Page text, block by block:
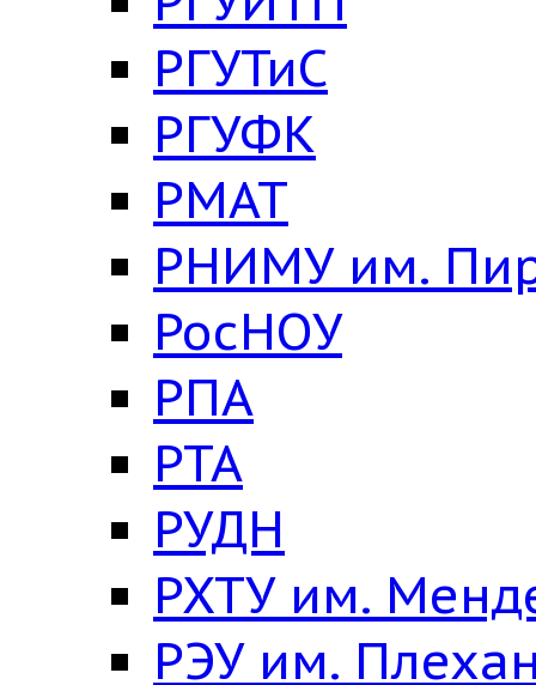
РГУТиС
РГУФК
РМАТ
РНИМУ им.
РосНОУ
РПА
РТА
РУДН
РХТУ им.
РЭУ им.